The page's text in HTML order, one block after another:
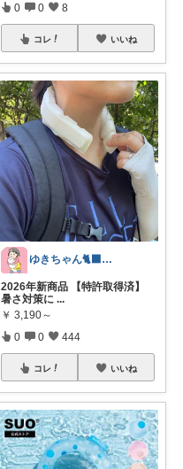
0 0 8
コレ いいね
ゆきちゃん🐈‍⬛🐈🩷
2026年新商品 【特許取得済】
暑さ対策に ...
￥ 3,190～
0 0 444
コレ いいね